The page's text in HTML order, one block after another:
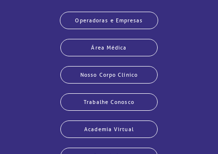
Operadoras e Empresas
Área Médica
Nosso Corpo Clínico
Trabalhe Conosco
Academia Virtual